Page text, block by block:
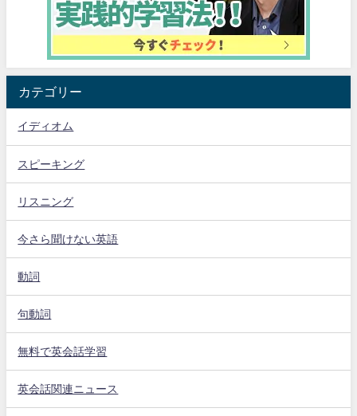
カテゴリー
イディオム
スピーキング
リスニング
今さら聞けない英語
動詞
句動詞
無料で英会話学習
英会話関連ニュース